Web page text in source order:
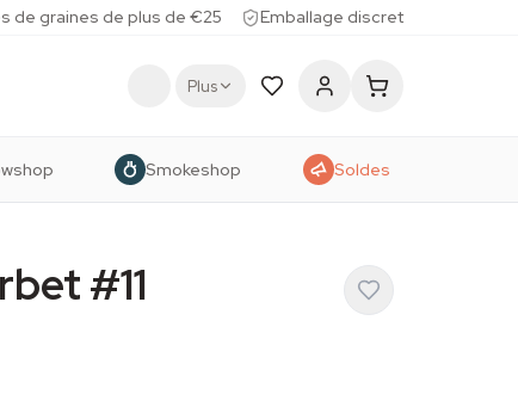
de graines de plus de €25 Emballage discret
Plus
Smokeshop Soldes
#11